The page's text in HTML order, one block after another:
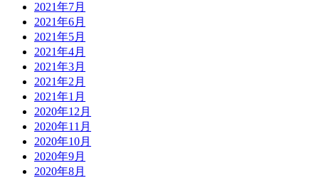
2021年7月
2021年6月
2021年5月
2021年4月
2021年3月
2021年2月
2021年1月
2020年12月
2020年11月
2020年10月
2020年9月
2020年8月